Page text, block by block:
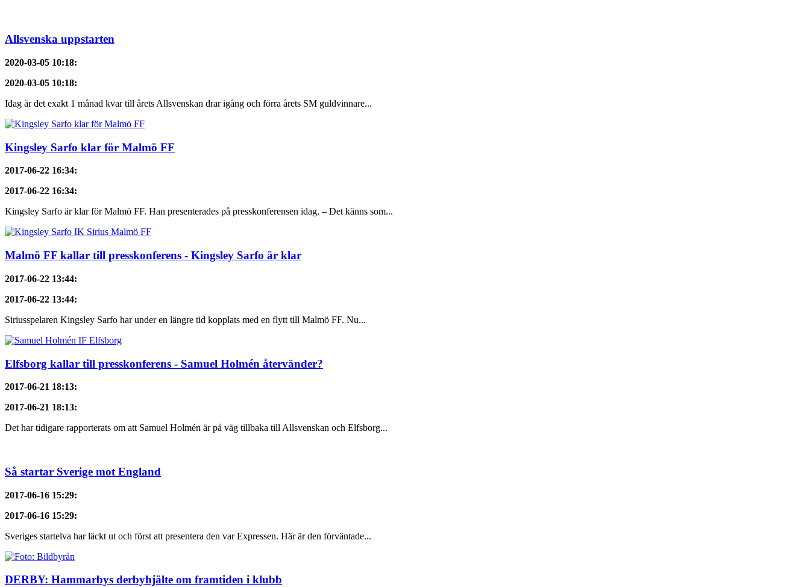
Allsvenska uppstarten
2020-03-05 10:18:
2020-03-05 10:18:
Idag är det exakt 1 månad kvar till årets Allsvenskan drar igång och förra årets SM guldvinnare...
Kingsley Sarfo klar för Malmö FF
2017-06-22 16:34:
2017-06-22 16:34:
Kingsley Sarfo är klar för Malmö FF. Han presenterades på presskonferensen idag. – Det känns som...
Malmö FF kallar till presskonferens - Kingsley Sarfo är klar
2017-06-22 13:44:
2017-06-22 13:44:
Siriusspelaren Kingsley Sarfo har under en längre tid kopplats med en flytt till Malmö FF. Nu...
Elfsborg kallar till presskonferens - Samuel Holmén återvänder?
2017-06-21 18:13:
2017-06-21 18:13:
Det har tidigare rapporterats om att Samuel Holmén är på väg tillbaka till Allsvenskan och Elfsborg...
Så startar Sverige mot England
2017-06-16 15:29:
2017-06-16 15:29:
Sveriges startelva har läckt ut och först att presentera den var Expressen. Här är den förväntade...
DERBY: Hammarbys derbyhjälte om framtiden i klubb